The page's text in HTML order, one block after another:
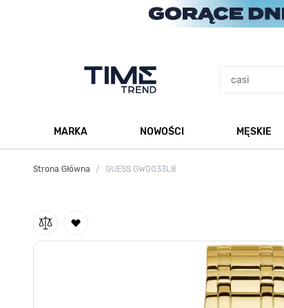
MARKA
NOWOŚCI
MĘSKIE
Strona Główna / GUESS GW0033L8